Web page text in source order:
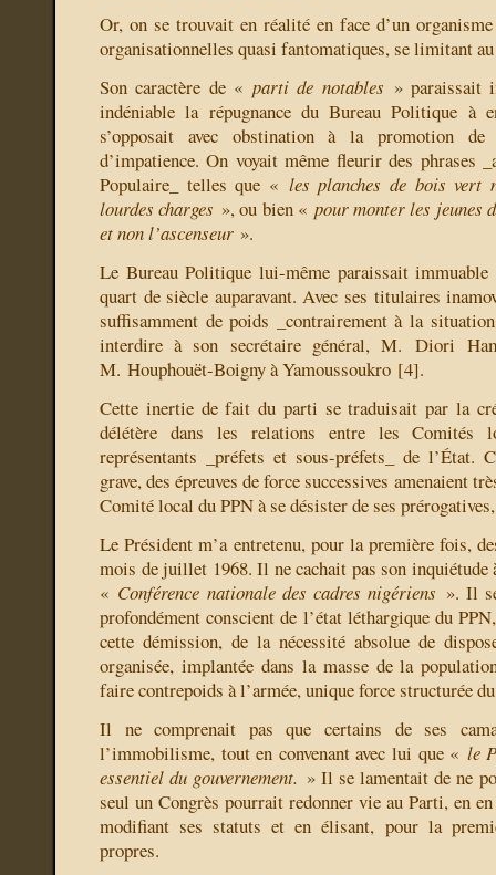
Or, on se trouvait en réalité en face d’un
organisationnelles quasi fantomatiques, se limitant
Son caractère de «parti de notables » paraissait
indéniable la répugnance du Bureau Politique à
s’opposait avec obstination à la promotion de
d’impatience. On voyait même fleurir des phrases
Populaire_ telles que « les planches de bois vert
lourdes charges », ou bien « pour monter les jeunes
et non l’ascenseur ».
Le Bureau Politique lui-même paraissait immuable
quart de siècle auparavant. Avec ses titulaires
suffisamment de poids _contrairement à la
interdire à son secrétaire général, M. Diori
M. Houphouët-Boigny à Yamoussoukro [4].
Cette inertie de fait du parti se traduisait par la
délétère dans les relations entre les
représentants _préfets et sous-préfets_ de l’État.
grave, des épreuves de force successives amenaient
Comité local du PPN à se désister de ses
Le Président m’a entretenu, pour la première fois,
mois de juillet 1968. Il ne cachait pas son inquiétude
« Conférence nationale des cadres nigériens ». Il
profondément conscient de l’état léthargique du
cette démission, de la nécessité absolue de
organisée, implantée dans la masse de la
faire contrepoids à l’armée, unique force structurée
Il ne comprenait pas que certains de ses
l’immobilisme, tout en convenant avec lui que « le
essentiel du gouvernement. » Il se lamentait de ne
seul un Congrès pourrait redonner vie au Parti, en
modifiant ses statuts et en élisant, pour la
propres.